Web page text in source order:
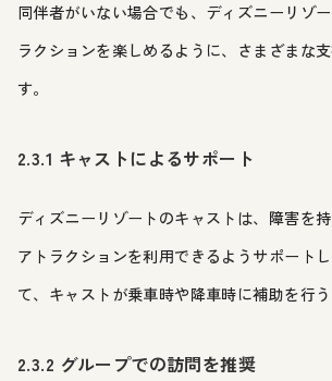
同伴者がいない場合でも、ディズニーリゾ
ラクションを楽しめるように、さまざまな
す。
2.3.1 キャストによるサポート
ディズニーリゾートのキャストは、障害を
アトラクションを利用できるようサポート
て、キャストが乗車時や降車時に補助を行う
2.3.2 グループでの訪問を推奨